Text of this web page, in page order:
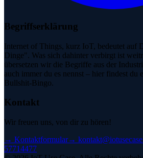
Begriffserklärung
Internet of Things, kurz IoT, bedeutet auf
Dinge". Was sich dahinter verbirgt ist
übersetzen wir die Begriffe aus der
auch immer du es nennst – hier findest du
Bullshit-Bingo.
Kontakt
Wir freuen uns, von dir zu hören!
→ Kontaktformular→
57714477